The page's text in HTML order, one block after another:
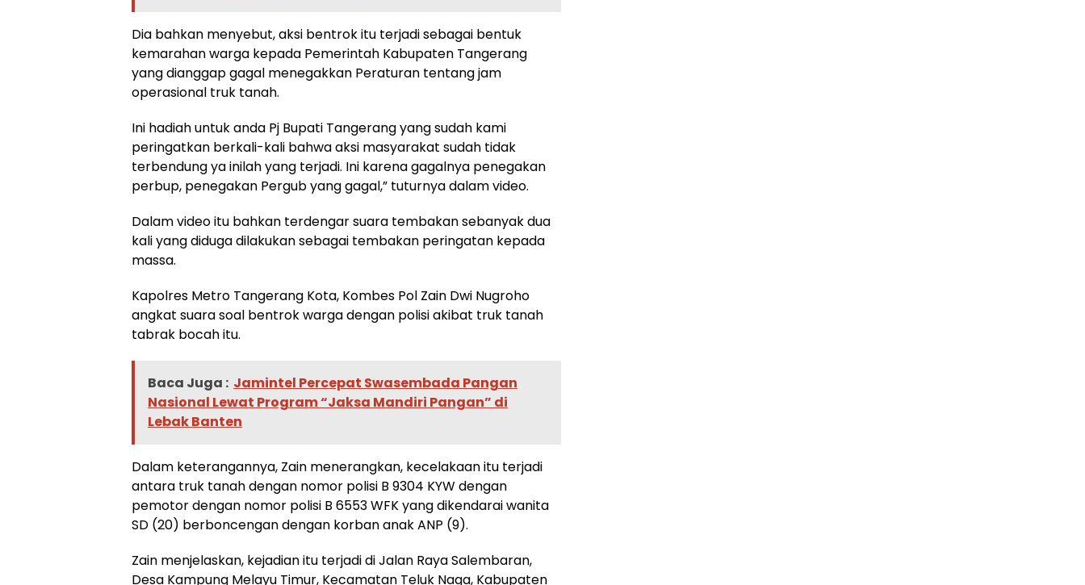
Dia bahkan menyebut, aksi bentrok itu terjadi sebagai bentuk
kemarahan warga kepada Pemerintah Kabupaten Tangerang
yang dianggap gagal menegakkan Peraturan tentang jam
operasional truk tanah.
Ini hadiah untuk anda Pj Bupati Tangerang yang sudah kami
peringatkan berkali-kali bahwa aksi masyarakat sudah tidak
terbendung ya inilah yang terjadi. Ini karena gagalnya penegakan
perbup, penegakan Pergub yang gagal,” tuturnya dalam video.
Dalam video itu bahkan terdengar suara tembakan sebanyak dua
kali yang diduga dilakukan sebagai tembakan peringatan kepada
massa.
Kapolres Metro Tangerang Kota, Kombes Pol Zain Dwi Nugroho
angkat suara soal bentrok warga dengan polisi akibat truk tanah
tabrak bocah itu.
Baca Juga : Jamintel Percepat Swasembada Pangan
Nasional Lewat Program “Jaksa Mandiri Pangan” di
Lebak Banten
Dalam keterangannya, Zain menerangkan, kecelakaan itu terjadi
antara truk tanah dengan nomor polisi B 9304 KYW dengan
pemotor dengan nomor polisi B 6553 WFK yang dikendarai wanita
SD (20) berboncengan dengan korban anak ANP (9).
Zain menjelaskan, kejadian itu terjadi di Jalan Raya Salembaran,
Desa Kampung Melayu Timur, Kecamatan Teluk Naga, Kabupaten